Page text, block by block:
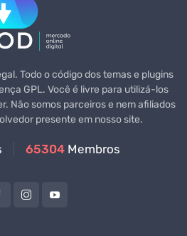
Todo o código dos temas e plugins
GPL. Você é livre para utilizá-los
Não somos parceiros e nem afiliados
presente em nosso site.
65304 Membros